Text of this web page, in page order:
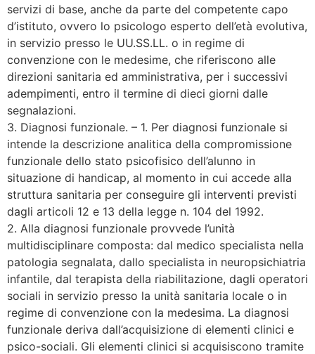
servizi di base, anche da parte del competente capo
d’istituto, ovvero lo psicologo esperto dell’età evolutiva,
in servizio presso le UU.SS.LL. o in regime di
convenzione con le medesime, che riferiscono alle
direzioni sanitaria ed amministrativa, per i successivi
adempimenti, entro il termine di dieci giorni dalle
segnalazioni.
3. Diagnosi funzionale. – 1. Per diagnosi funzionale si
intende la descrizione analitica della compromissione
funzionale dello stato psicofisico dell’alunno in
situazione di handicap, al momento in cui accede alla
struttura sanitaria per conseguire gli interventi previsti
dagli articoli 12 e 13 della legge n. 104 del 1992.
2. Alla diagnosi funzionale provvede l’unità
multidisciplinare composta: dal medico specialista nella
patologia segnalata, dallo specialista in neuropsichiatria
infantile, dal terapista della riabilitazione, dagli operatori
sociali in servizio presso la unità sanitaria locale o in
regime di convenzione con la medesima. La diagnosi
funzionale deriva dall’acquisizione di elementi clinici e
psico-sociali. Gli elementi clinici si acquisiscono tramite